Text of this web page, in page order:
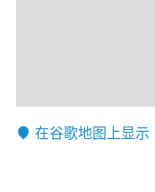
在谷歌地图上显示